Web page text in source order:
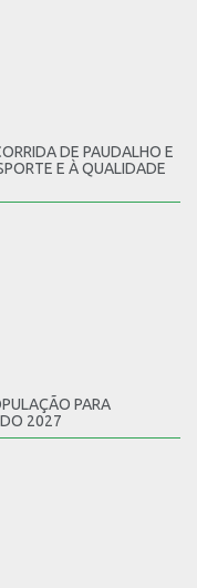
DE PAUDALHO E
E À QUALIDADE
PARA
2027